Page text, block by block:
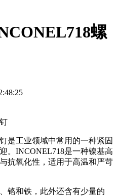
螺
是工业领域中常用的一种紧固
。INCONEL718是一种镍基高
抗氧化性，适用于高温和严苛
铬和铁，此外还含有少量的